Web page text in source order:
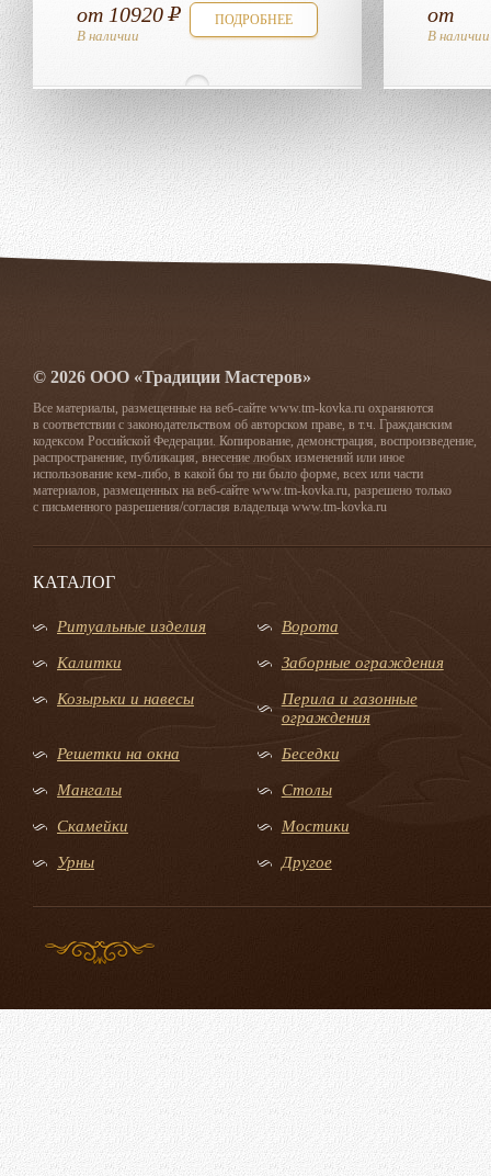
от 10920
В наличии
ПОДРОБНЕЕ от
В наличии
© 2026 ООО «Традиции Мастеров»
Все материалы, размещенные на веб-сайте www.tm-kovka.ru охраняются
в соответствии с законодательством об авторском праве, в т.ч. Гражданским
кодексом Российской Федерации. Копирование, демонстрация, воспроизведение,
распространение, публикация, внесение любых изменений или иное
использование кем-либо, в какой бы то ни было форме, всех или части
материалов, размещенных на веб-сайте www.tm-kovka.ru, разрешено только
с письменного разрешения/согласия владельца www.tm-kovka.ru
КАТАЛОГ
Ритуальные изделия Ворота
Калитки Заборные ограждения
Козырьки и навесы
Перила и газонные
ограждения
Решетки на окна Беседки
Мангалы Столы
Скамейки Мостики
Урны Другое